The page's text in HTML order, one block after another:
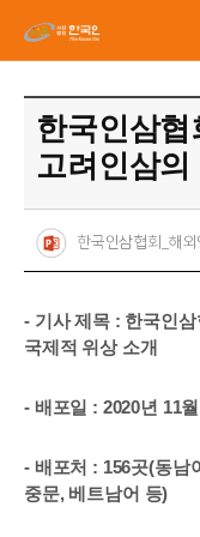
한국인삼
고려인삼의
한국인삼협회_해
- 기사 제목 : 한국인
국제적 위상 소개
- 배포일 : 2020년 11월
- 배포처 : 156곳(동남
중문, 베트남어 등)